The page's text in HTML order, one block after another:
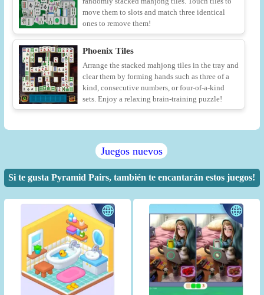
move them to slots and match three identical
ones to remove them!
Phoenix Tiles
Arrange the stacked mahjong tiles in the tray and
clear them by forming hands such as three of a
kind, consecutive numbers, or four-of-a-kind
sets. Enjoy a relaxing brain-training puzzle!
Juegos nuevos
Si te gusta Pyramid Pairs, también te encantarán estos juegos!